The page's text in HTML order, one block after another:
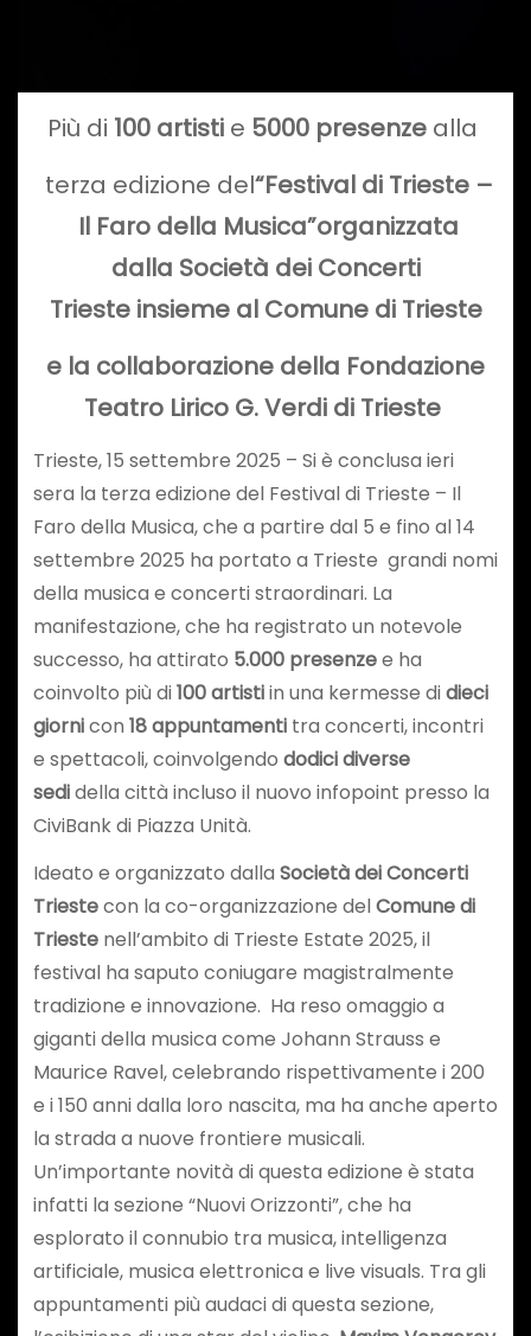
Più di 100 artisti e 5000 presenze alla
terza edizione del“Festival di Trieste –
Il Faro della Musica”organizzata
dalla Società dei Concerti
Trieste insieme al Comune di Trieste
e la collaborazione della Fondazione
Teatro Lirico G. Verdi di Trieste
Trieste, 15 settembre 2025 – Si è conclusa ieri
sera la terza edizione del Festival di Trieste – Il
Faro della Musica, che a partire dal 5 e fino al 14
settembre 2025 ha portato a Trieste grandi nomi
della musica e concerti straordinari. La
manifestazione, che ha registrato un notevole
successo, ha attirato 5.000 presenzee ha
coinvolto più di100 artistiin una kermesse didieci
giornicon 18 appuntamenti tra concerti, incontri
e spettacoli, coinvolgendo dodici diverse
sedidella città incluso il nuovo infopoint presso la
CiviBank di Piazza Unità.
Ideato e organizzato dalla Società dei Concerti
Triestecon la co-organizzazione delComune di
Triestenell’ambito di Trieste Estate 2025, il
festival ha saputo coniugare magistralmente
tradizione e innovazione. Ha reso omaggio a
giganti della musica come Johann Strauss e
Maurice Ravel, celebrando rispettivamente i 200
e i 150 anni dalla loro nascita, ma ha anche aperto
la strada a nuove frontiere musicali.
Un’importante novità di questa edizione è stata
infatti la sezione “Nuovi Orizzonti”, che ha
esplorato il connubio tra musica, intelligenza
artificiale, musica elettronica e live visuals. Tra gli
appuntamenti più audaci di questa sezione,